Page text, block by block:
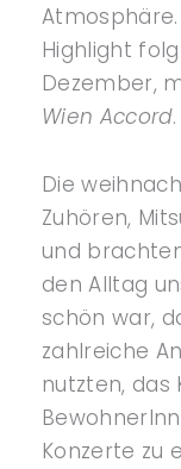
Highlight
Dezember,
Wien Accord.
Die
Zuhören,
und
den Alltag
schön war,
zahlreiche
nutzten, das
Konzerte zu